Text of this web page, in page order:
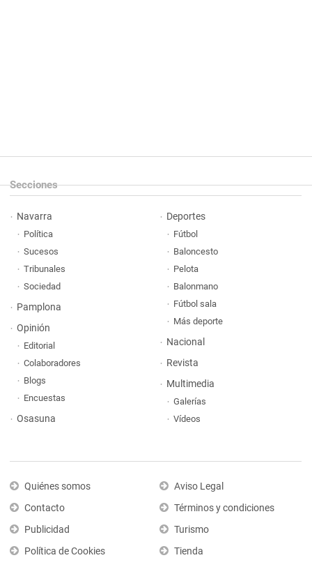
Secciones
Navarra
Política
Sucesos
Tribunales
Sociedad
Pamplona
Opinión
Editorial
Colaboradores
Blogs
Encuestas
Osasuna
Deportes
Fútbol
Baloncesto
Pelota
Balonmano
Fútbol sala
Más deporte
Nacional
Revista
Multimedia
Galerías
Vídeos
Quiénes somos
Contacto
Publicidad
Política de Cookies
Aviso Legal
Términos y condiciones
Turismo
Tienda